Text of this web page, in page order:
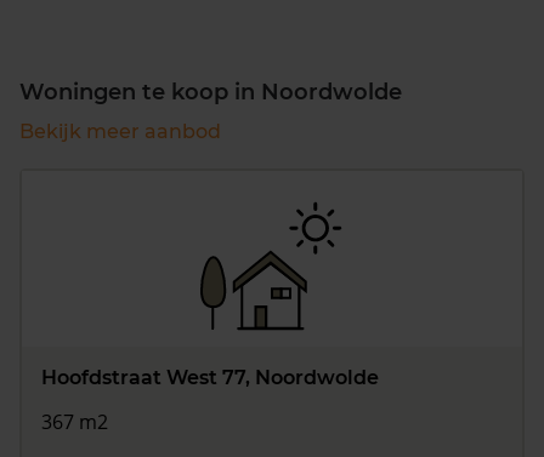
Woningen te koop in Noordwolde
Bekijk meer aanbod
Hoofdstraat West 77, Noordwolde
367 m2